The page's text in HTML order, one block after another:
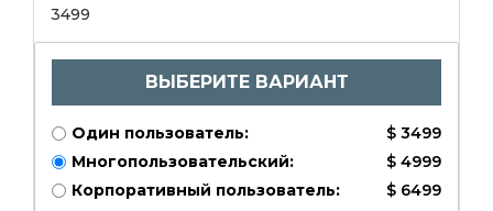
Homecare,
Clinics, Others),
and Regional
Analysis, 2024-
3499
ВЫБЕРИТЕ ВАРИАНТ
Один пользователь:
$ 3499
Многопользовательский:
$ 4999
Корпоративный пользователь:
$ 6499